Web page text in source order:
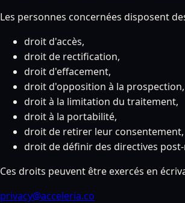
Les personnes concernées disposent
droit d'accès,
droit de rectification,
droit d'effacement,
droit d'opposition à la prospection,
droit à la limitation du traitement,
droit à la portabilité,
droit de retirer leur consentement,
droit de définir des directives
Ces droits peuvent être exercés en
privacy@acceleria.co